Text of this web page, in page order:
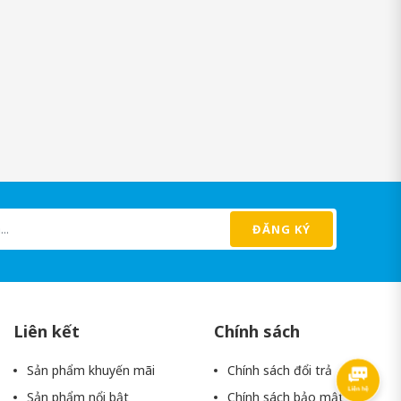
ĐĂNG KÝ
Liên kết
Sản phẩm khuyến mãi
Sản phẩm nổi bật
Chính sách
Chính sách đổi trả
Chính sách bảo mật